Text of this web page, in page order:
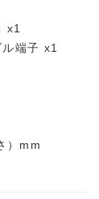
x1
端子 x1
）mm